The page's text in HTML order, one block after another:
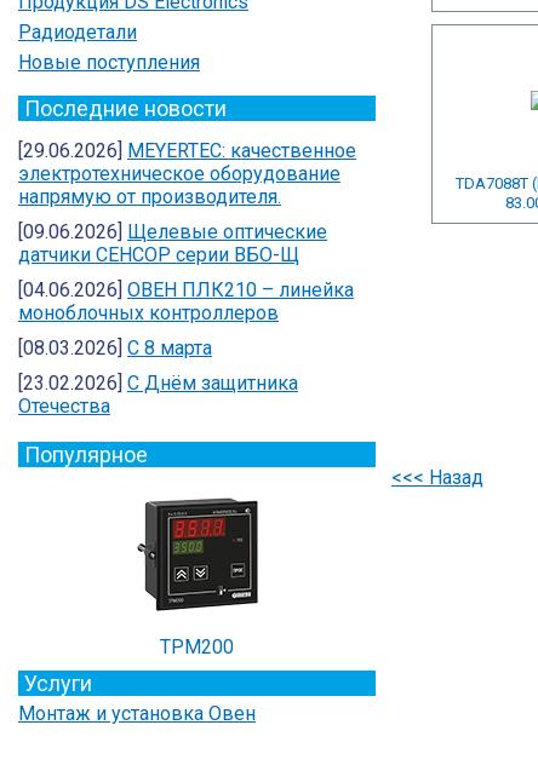
Радиодетали
Новые поступления
Последние новости
[29.06.2026] MEYERTEC: качественное
электротехническое оборудование
напрямую от производителя.
[09.06.2026] Щелевые оптические
датчики СЕНСОР серии ВБО-Щ
[04.06.2026] ОВЕН ПЛК210 – линейка
моноблочных контроллеров
[08.03.2026] С 8 марта
[23.02.2026] C Днём защитника
Отечества
Популярное
ТРМ200
Услуги
Монтаж и установка Овен
TDA7088T
<<< Назад